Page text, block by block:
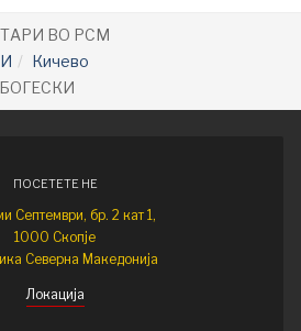
ВО РСМ
Кичево
ПОСЕТЕТЕ НЕ
Септември, бр. 2 кат 1,
1000 Скопје
Северна Македонија
Локација